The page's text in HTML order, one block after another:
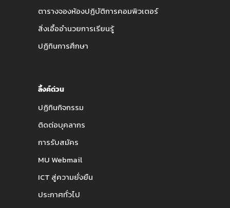
ตารางจองห้องปฏิบัติการคอมพิวเตอร์
สิ่งเอื้ออำนวยการเรียนรู้
ปฏิทินการศึกษา
ลิ้งค์ด่วน
ปฏิทินกิจกรรม
ติดต่อบุคลากร
การรับสมัคร
MU Webmail
ICT สู่ความยั่งยืน
ประกาศทั่วไป